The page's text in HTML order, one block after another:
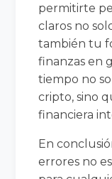
permitirte
claros no
también tu
finanzas en
tiempo no
cripto, sino
financiera
En
errores no